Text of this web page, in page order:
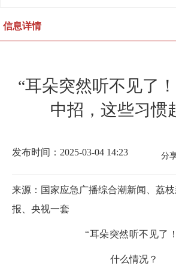
信息详情
“耳朵突然听不见了
中招，这些习惯
发布时间：2025-03-04 14:23 分
来源：国家应急广播综合潮新闻、荔
报、央视一套
“耳朵突然听不见了
什么情况？